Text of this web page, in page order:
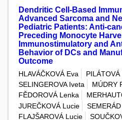
Dendritic Cell-Based
Advanced Sarcoma and
Pediatric Patients: Anti-
Preceding Monocyte
Immunostimulatory and
Behavior of DCs and
Outcome
HLAVÁČKOVÁ Eva
SELINGEROVA Iveta
MÚDRY
FĚDOROVÁ Lenka
JUREČKOVÁ Lucie
FLAJŠAROVÁ Lucie